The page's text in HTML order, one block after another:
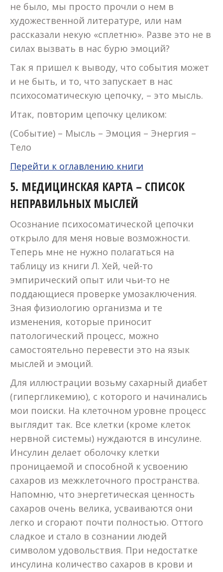
не было, мы просто прочли о нем в
художественной литературе, или нам
рассказали некую «сплетню». Разве это не в
силах вызвать в нас бурю эмоций?
Так я пришел к выводу, что события может
и не быть, и то, что запускает в нас
психосоматическую цепочку, – это мысль.
Итак, повторим цепочку целиком:
(Событие) – Мысль – Эмоция – Энергия –
Тело
Перейти к оглавлению книги
5. МЕДИЦИНСКАЯ КАРТА – СПИСОК
НЕПРАВИЛЬНЫХ МЫСЛЕЙ
Осознание психосоматической цепочки
открыло для меня новые возможности.
Теперь мне не нужно полагаться на
таблицу из книги Л. Хей, чей-то
эмпирический опыт или чьи-то не
поддающиеся проверке умозаключения.
Зная физиологию организма и те
изменения, которые приносит
патологический процесс, можно
самостоятельно перевести это на язык
мыслей и эмоций.
Для иллюстрации возьму сахарный диабет
(гипергликемию), с которого и начинались
мои поиски. На клеточном уровне процесс
выглядит так. Все клетки (кроме клеток
нервной системы) нуждаются в инсулине.
Инсулин делает оболочку клетки
проницаемой и способной к усвоению
сахаров из межклеточного пространства.
Напомню, что энергетическая ценность
сахаров очень велика, усваиваются они
легко и сгорают почти полностью. Оттого
сладкое и стало в сознании людей
символом удовольствия. При недостатке
инсулина количество сахаров в крови и